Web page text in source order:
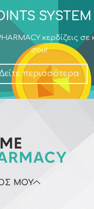
SYSTEM
κερδίζεις
σου!
περισσότερα
ΜΟΥ